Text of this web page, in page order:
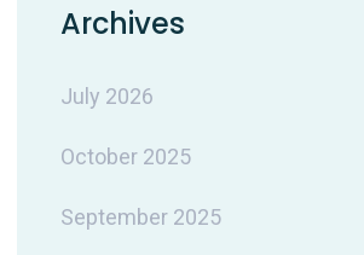
Archives
July 2026
October 2025
September 2025